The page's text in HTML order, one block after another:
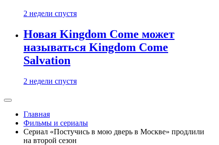
2 недели спустя
Новая Kingdom Come может
называться Kingdom Come
Salvation
2 недели спустя
Главная
Фильмы и сериалы
Сериал «Постучись в мою дверь в Москве» продлили
на второй сезон